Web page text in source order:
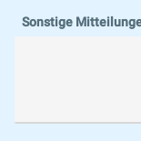
Sonstige